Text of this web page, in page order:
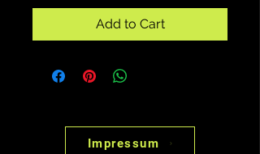
Add to Cart
Impressum